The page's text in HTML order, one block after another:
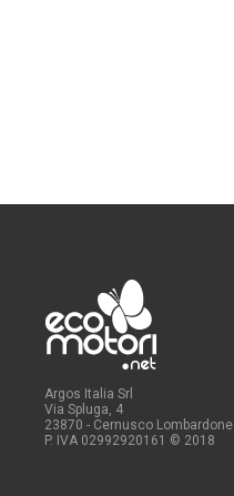
Argos Italia Srl
Via Spluga, 4
23870 - Cernusco Lombardone
P. IVA 02992920161 © 2018